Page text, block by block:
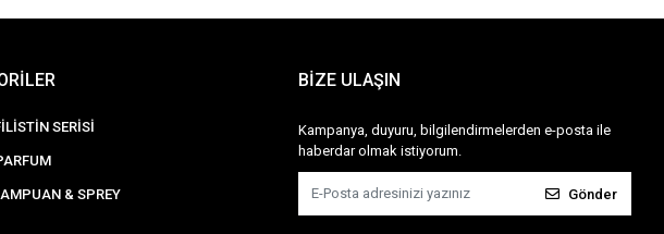
SERİSİ
& SPREY
BİZE ULAŞIN
Kampanya, duyuru, bilgilendirmelerden e-posta ile
haberdar olmak istiyorum.
Gönder